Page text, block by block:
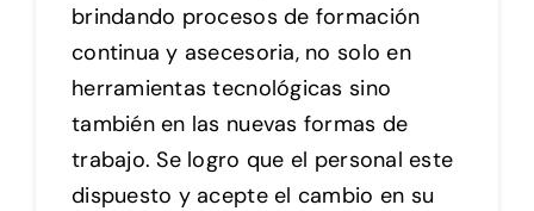
brindando procesos de formación
continua y asecesoria, no solo en
herramientas tecnológicas sino
también en las nuevas formas de
trabajo. Se logro que el personal este
dispuesto y acepte el cambio en su